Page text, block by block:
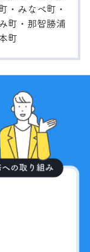
・みなべ町・
町・那智勝浦
町